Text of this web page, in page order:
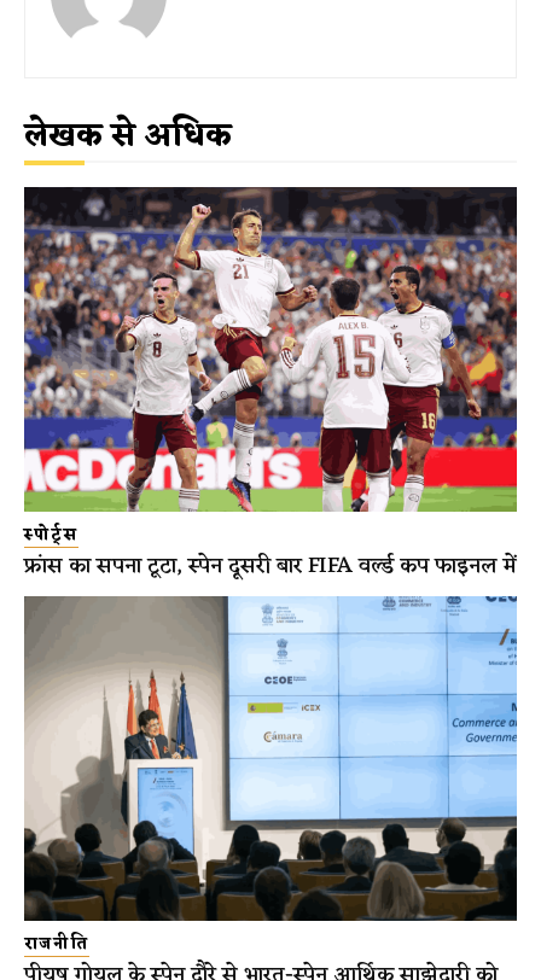
लेखक से अधिक
स्पोर्ट्स
फ्रांस का सपना टूटा, स्पेन दूसरी बार FIFA वर्ल्ड कप फाइनल में
राजनीति